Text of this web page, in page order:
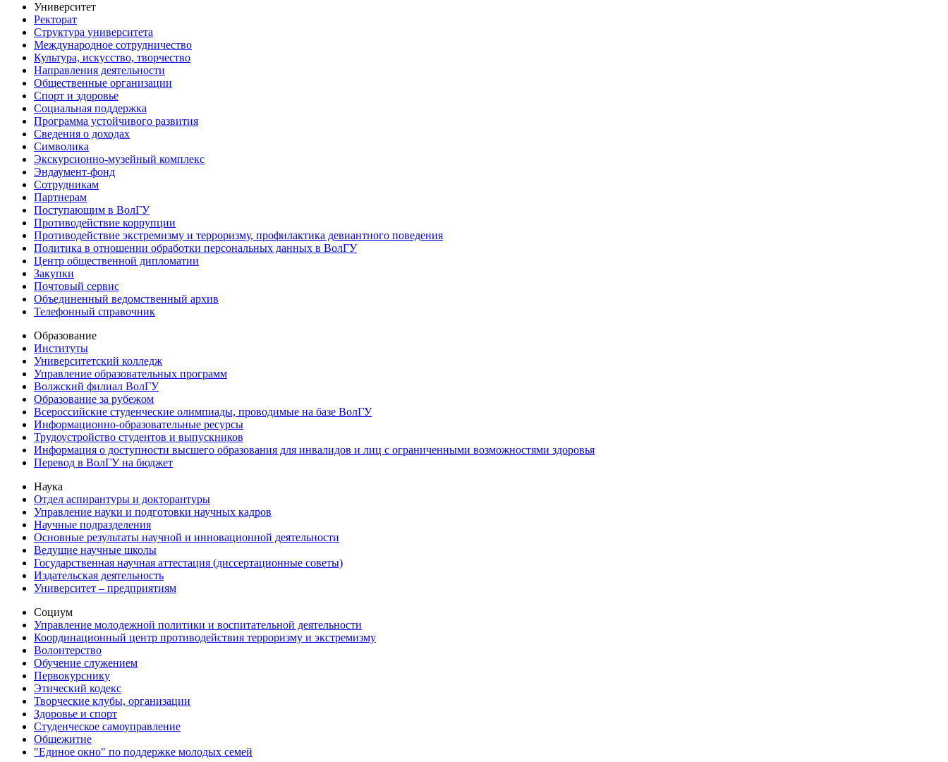
Университет
Ректорат
Структура университета
Международное сотрудничество
Культура, искусство, творчество
Направления деятельности
Общественные организации
Спорт и здоровье
Социальная поддержка
Программа устойчивого развития
Сведения о доходах
Символика
Экскурсионно-музейный комплекс
Эндаумент-фонд
Сотрудникам
Партнерам
Поступающим в ВолГУ
Противодействие коррупции
Противодействие экстремизму и терроризму, профилактика девиантного поведения
Политика в отношении обработки персональных данных в ВолГУ
Центр общественной дипломатии
Закупки
Почтовый сервис
Объединенный ведомственный архив
Телефонный справочник
Образование
Институты
Университетский колледж
Управление образовательных программ
Волжский филиал ВолГУ
Образование за рубежом
Всероссийские студенческие олимпиады, проводимые на базе ВолГУ
Информационно-образовательные ресурсы
Трудоустройство студентов и выпускников
Информация о доступности высшего образования для инвалидов и лиц с ограниченными возможностями здоровья
Перевод в ВолГУ на бюджет
Наука
Отдел аспирантуры и докторантуры
Управление науки и подготовки научных кадров
Научные подразделения
Основные результаты научной и инновационной деятельности
Ведущие научные школы
Государственная научная аттестация (диссертационные советы)
Издательская деятельность
Университет – предприятиям
Социум
Управление молодежной политики и воспитательной деятельности
Координационный центр противодействия терроризму и экстремизму
Волонтерство
Обучение служением
Первокурснику
Этический кодекс
Творческие клубы, организации
Здоровье и спорт
Студенческое самоуправление
Общежитие
"Единое окно" по поддержке молодых семей